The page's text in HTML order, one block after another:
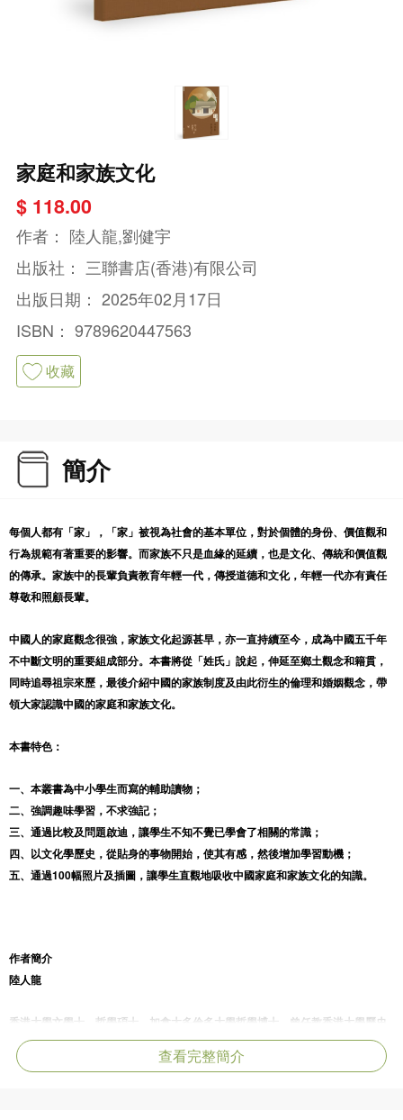
家庭和家族文化
$ 118.00
作者： 陸人龍,劉健宇
出版社： 三聯書店(香港)有限公司
出版日期： 2025年02月17日
ISBN： 9789620447563
收藏
簡介
每個人都有「家」，「家」被視為社會的基本單位，對於個體的身份、價值觀和
行為規範有著重要的影響。而家族不只是血緣的延續，也是文化、傳統和價值觀
的傳承。家族中的長輩負責教育年輕一代，傳授道德和文化，年輕一代亦有責任
尊敬和照顧長輩。
中國人的家庭觀念很強，家族文化起源甚早，亦一直持續至今，成為中國五千年
不中斷文明的重要組成部分。本書將從「姓氏」說起，伸延至鄉土觀念和籍貫，
同時追尋祖宗來歷，最後介紹中國的家族制度及由此衍生的倫理和婚姻觀念，帶
領大家認識中國的家庭和家族文化。
本書特色：
一、本叢書為中小學生而寫的輔助讀物；
二、強調趣味學習，不求強記；
三、通過比較及問題啟迪，讓學生不知不覺已學會了相關的常識；
四、以文化學歷史，從貼身的事物開始，使其有感，然後增加學習動機；
五、通過100幅照片及插圖，讓學生直觀地吸收中國家庭和家族文化的知識。
作者簡介
陸人龍
香港大學文學士、哲學碩士、加拿大多倫多大學哲學博士。曾任教香港大學歷史
系，另曾任職香國港大學專業進修學院、香港教育學院等。學術研究領域包括中
國近代史、當代中國發展、全球化、際政治等，主要著作有
查看完整簡介